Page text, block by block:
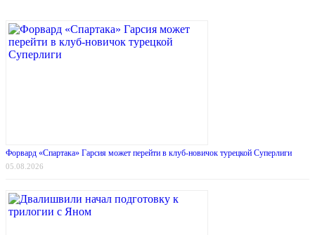
Форвард «Спартака» Гарсия может перейти в клуб-новичок турецкой Суперлиги
05.08.2026